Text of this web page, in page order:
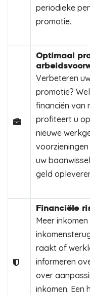
periodieke
promotie.
Optimaal
Verbeteren
promotie?
financiën van
profiteert u
nieuwe
uw
geld
Financiële
Meer
raakt of
informeren
over
inkomen. Een